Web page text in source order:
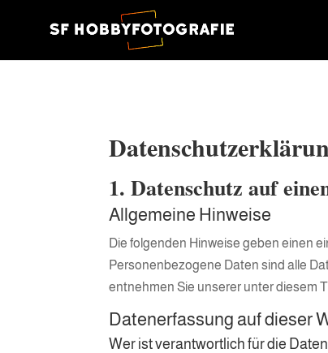
1. Datenschutz auf
Allgemeine Hinweise
Die folgenden Hinweise geben einen
Personenbezogene Daten sind alle
entnehmen Sie unserer unter diesem
Datenerfassung auf dieser
Wer ist verantwortlich für die